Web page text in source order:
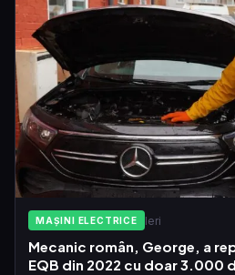
MAȘINI ELECTRICE Ieri
Mecanic român, George, a
EQB din 2022 cu doar 3.000